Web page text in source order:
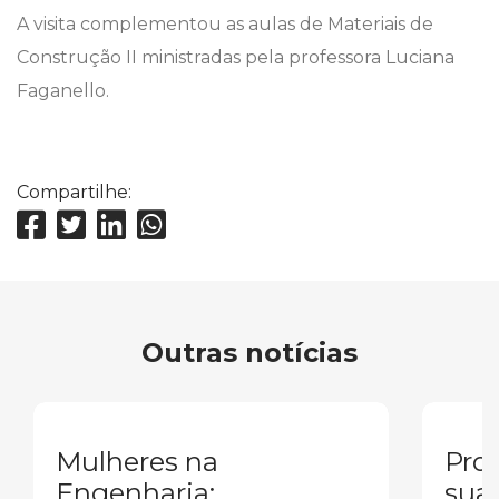
A visita complementou as aulas de Materiais de
Construção II ministradas pela professora Luciana
Faganello.
Compartilhe:
Outras notícias
Mulheres na